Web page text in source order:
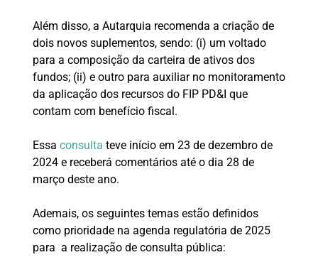
Além disso, a Autarquia recomenda a criação de
dois novos suplementos, sendo: (i) um voltado
para a composição da carteira de ativos dos
fundos; (ii) e outro para auxiliar no monitoramento
da aplicação dos recursos do FIP PD&I que
contam com benefício fiscal.
Essa consulta teve início em 23 de dezembro de
2024 e receberá comentários até o dia 28 de
março deste ano.
Ademais, os seguintes temas estão definidos
como prioridade na agenda regulatória de 2025
para a realização de consulta pública: